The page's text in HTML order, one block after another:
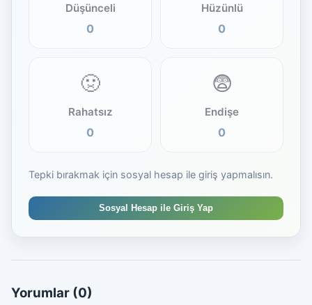
Düşünceli
0
Hüzünlü
0
🤢
Rahatsız
0
😨
Endişe
0
Tepki bırakmak için sosyal hesap ile giriş yapmalısın.
Sosyal Hesap ile Giriş Yap
Yorumlar (0)